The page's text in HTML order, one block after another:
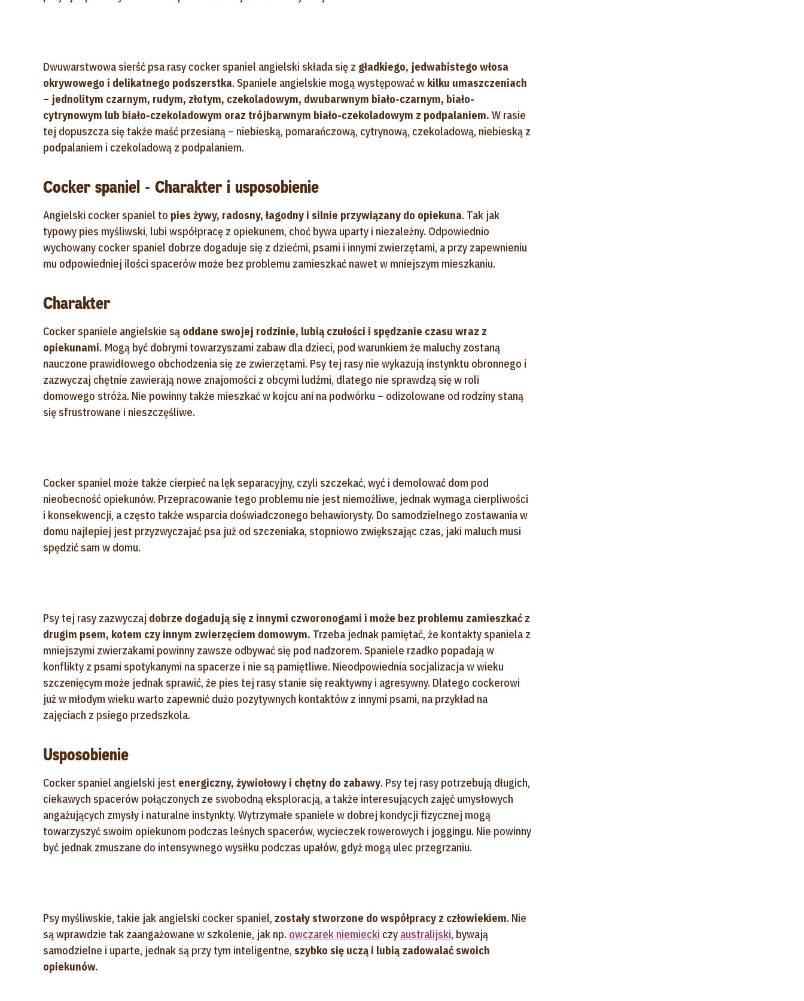
Dwuwarstwowa sierść psa rasy cocker spaniel angielski składa się z gładkiego, jedwabistego włosa
okrywowego i delikatnego podszerstka. Spaniele angielskie mogą występować w kilku umaszczeniach
– jednolitym czarnym, rudym, złotym, czekoladowym, dwubarwnym biało-czarnym, biało-
cytrynowym lub biało-czekoladowym oraz trójbarwnym biało-czekoladowym z podpalaniem. W rasie
tej dopuszcza się także maść przesianą – niebieską, pomarańczową, cytrynową, czekoladową, niebieską z
podpalaniem i czekoladową z podpalaniem.
Cocker spaniel - Charakter i usposobienie
Angielski cocker spaniel to pies żywy, radosny, łagodny i silnie przywiązany do opiekuna. Tak jak
typowy pies myśliwski, lubi współpracę z opiekunem, choć bywa uparty i niezależny. Odpowiednio
wychowany cocker spaniel dobrze dogaduje się z dziećmi, psami i innymi zwierzętami, a przy zapewnieniu
mu odpowiedniej ilości spacerów może bez problemu zamieszkać nawet w mniejszym mieszkaniu.
Charakter
Cocker spaniele angielskie są oddane swojej rodzinie, lubią czułości i spędzanie czasu wraz z
opiekunami. Mogą być dobrymi towarzyszami zabaw dla dzieci, pod warunkiem że maluchy zostaną
nauczone prawidłowego obchodzenia się ze zwierzętami. Psy tej rasy nie wykazują instynktu obronnego i
zazwyczaj chętnie zawierają nowe znajomości z obcymi ludźmi, dlatego nie sprawdzą się w roli
domowego stróża. Nie powinny także mieszkać w kojcu ani na podwórku – odizolowane od rodziny staną
się sfrustrowane i nieszczęśliwe.
Cocker spaniel może także cierpieć na lęk separacyjny, czyli szczekać, wyć i demolować dom pod
nieobecność opiekunów. Przepracowanie tego problemu nie jest niemożliwe, jednak wymaga cierpliwości
i konsekwencji, a często także wsparcia doświadczonego behawiorysty. Do samodzielnego zostawania w
domu najlepiej jest przyzwyczajać psa już od szczeniaka, stopniowo zwiększając czas, jaki maluch musi
spędzić sam w domu.
Psy tej rasy zazwyczaj dobrze dogadują się z innymi czworonogami i może bez problemu zamieszkać z
drugim psem, kotem czy innym zwierzęciem domowym. Trzeba jednak pamiętać, że kontakty spaniela z
mniejszymi zwierzakami powinny zawsze odbywać się pod nadzorem. Spaniele rzadko popadają w
konflikty z psami spotykanymi na spacerze i nie są pamiętliwe. Nieodpowiednia socjalizacja w wieku
szczenięcym może jednak sprawić, że pies tej rasy stanie się reaktywny i agresywny. Dlatego cockerowi
już w młodym wieku warto zapewnić dużo pozytywnych kontaktów z innymi psami, na przykład na
zajęciach z psiego przedszkola.
Usposobienie
Cocker spaniel angielski jest energiczny, żywiołowy i chętny do zabawy. Psy tej rasy potrzebują długich,
ciekawych spacerów połączonych ze swobodną eksploracją, a także interesujących zajęć umysłowych
angażujących zmysły i naturalne instynkty. Wytrzymałe spaniele w dobrej kondycji fizycznej mogą
towarzyszyć swoim opiekunom podczas leśnych spacerów, wycieczek rowerowych i joggingu. Nie powinny
być jednak zmuszane do intensywnego wysiłku podczas upałów, gdyż mogą ulec przegrzaniu.
Psy myśliwskie, takie jak angielski cocker spaniel, zostały stworzone do współpracy z człowiekiem. Nie
są wprawdzie tak zaangażowane w szkolenie, jak np. owczarek niemiecki czy australijski, bywają
samodzielne i uparte, jednak są przy tym inteligentne, szybko się uczą i lubią zadowalać swoich
opiekunów.